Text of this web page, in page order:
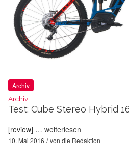
Archiv
Archiv:
Test: Cube Stereo Hybrid
[review] … weiterlesen
10. Mai 2016 von die Redaktion